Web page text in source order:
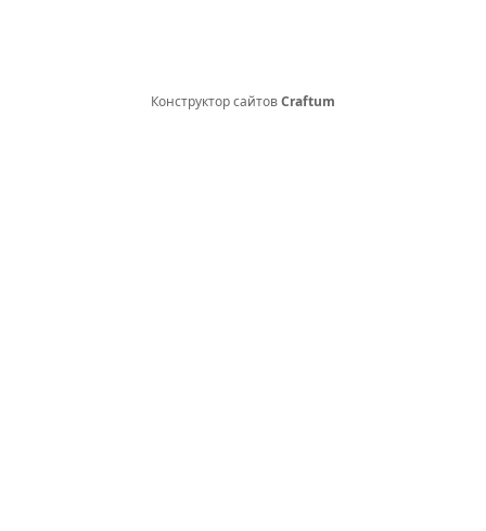
Конструктор сайтовCraftum